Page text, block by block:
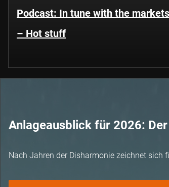
Podcast: In tune with the markets
– Hot stuff
Anlageausblick für 2026:
Nach Jahren der Disharmonie zeichnet sich